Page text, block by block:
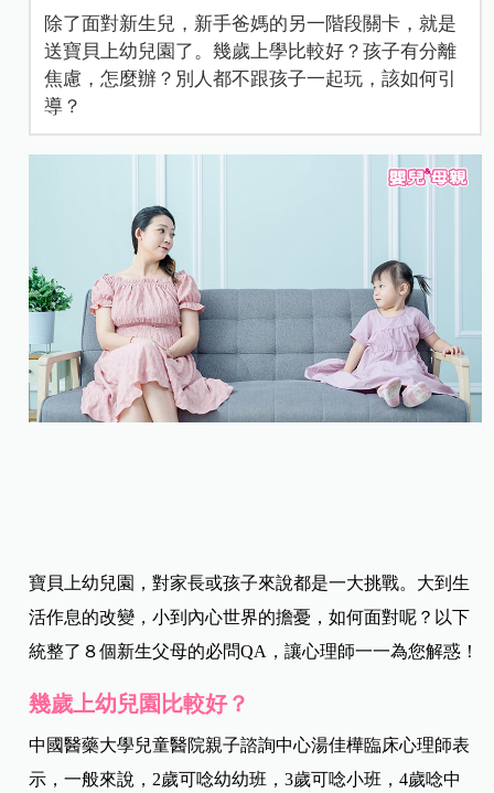
除了面對新生兒，新手爸媽的另一階段關卡，就是
送寶貝上幼兒園了。幾歲上學比較好？孩子有分離
焦慮，怎麼辦？別人都不跟孩子一起玩，該如何引
導？
寶貝上幼兒園，對家長或孩子來說都是一大挑戰。大到生
活作息的改變，小到內心世界的擔憂，如何面對呢？以下
統整了８個新生父母的必問QA，讓心理師一一為您解惑！
幾歲上幼兒園比較好？
中國醫藥大學兒童醫院親子諮詢中心湯佳樺臨床心理師表
示，一般來說，2歲可唸幼幼班，3歲可唸小班，4歲唸中